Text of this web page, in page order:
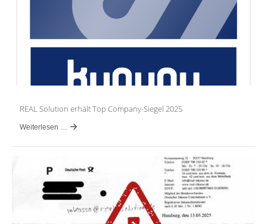
REAL Solution erhält Top Company-Siegel 2025
Weiterlesen …